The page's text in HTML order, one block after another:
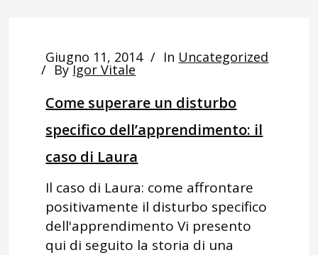
Giugno 11, 2014 In Uncategorized
By Igor Vitale
Come superare un disturbo
specifico dell’apprendimento: il
caso di Laura
Il caso di Laura: come affrontare
positivamente il disturbo specifico
dell'apprendimento Vi presento
qui di seguito la storia di una